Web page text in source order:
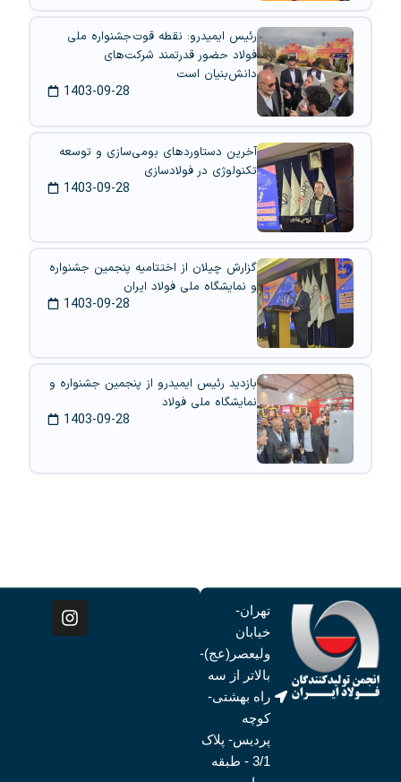
رئیس ایمیدرو: نقطه قوت جشنواره ملی
فولاد حضور قدرتمند شرکت‌های
دانش‌بنیان است
1403-09-28
آخرین دستاوردهای بومی‌سازی و توسعه
تکنولوژی در فولادسازی
1403-09-28
گزارش چیلان از اختتامیه پنجمین جشنواره
و نمایشگاه ملی فولاد ایران
1403-09-28
بازدید رئیس ایمیدرو از پنجمین جشنواره و
نمایشگاه ملی فولاد
1403-09-28
تهران-
خیابان
ولیعصر(عج)-
بالاتر از سه
راه بهشتی-
کوچه
پردیس- پلاک
3/1 - طبقه